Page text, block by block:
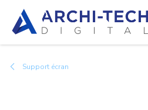
Support écran